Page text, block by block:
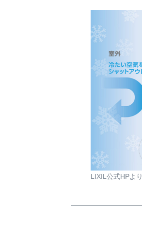
LIXIL公式HPより